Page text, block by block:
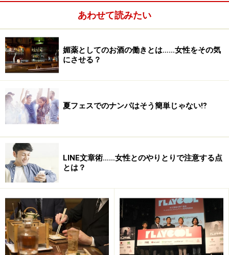
段着の女性ちが楽しそうに会話を楽しんでいる。
「当店は完全会員制で、男性会員の方は20～40代のビジ
ネスマン中心、女性会員の方は20～30代前半、モデルプ
ロダクションへ集中して告知しているので、モデルの方
が非常に多いですね、男女供に社会的マナーが守れる方
に限らせていただいています。もちろん時間制ではござ
いませんので、ごゆっくりお二人の会話をお楽しみくだ
さい」(店長)
※記事内容は執筆時点のものです。最新の内容をご確認くださ
い。
次のページへ
あわせて読みたい
媚薬としてのお酒の働きとは……女性をその気
にさせる？
夏フェスでのナンパはそう簡単じゃない⁉︎
LINE文章術……女性とのやりとりで注意する点
とは？